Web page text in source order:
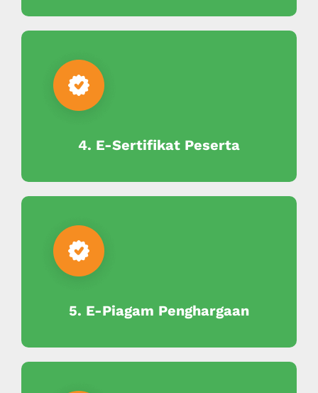
4. E-Sertifikat Peserta
5. E-Piagam Penghargaan